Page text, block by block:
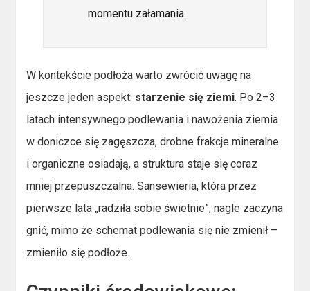
momentu załamania.
W kontekście podłoża warto zwrócić uwagę na
jeszcze jeden aspekt: starzenie się ziemi. Po 2–3
latach intensywnego podlewania i nawożenia ziemia
w doniczce się zagęszcza, drobne frakcje mineralne
i organiczne osiadają, a struktura staje się coraz
mniej przepuszczalna. Sansewieria, która przez
pierwsze lata „radziła sobie świetnie”, nagle zaczyna
gnić, mimo że schemat podlewania się nie zmienił –
zmieniło się podłoże.